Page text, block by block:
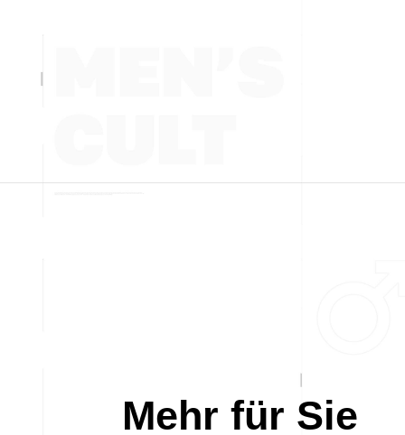
Mehr für Sie